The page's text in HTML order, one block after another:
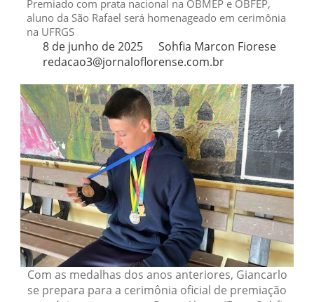
Premiado com prata nacional na OBMEP e OBFEP,
aluno da São Rafael será homenageado em cerimônia
na UFRGS
8 de junho de 2025
Sohfia Marcon Fiorese
redacao3@jornaloflorense.com.br
Com as medalhas dos anos anteriores, Giancarlo
se prepara para a cerimônia oficial de premiação